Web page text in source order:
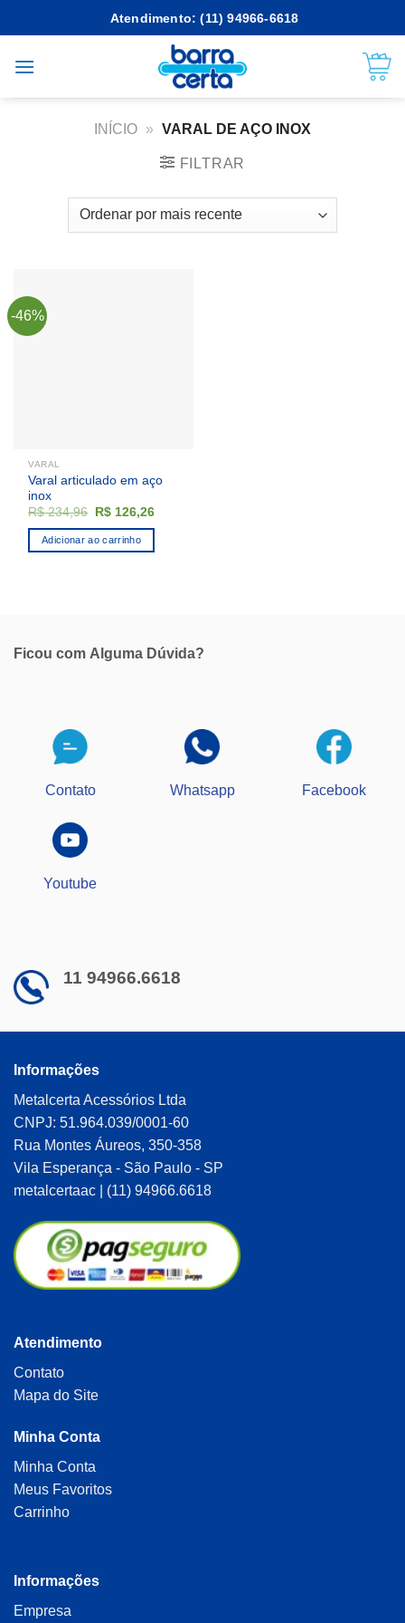
to
Atendimento: (11) 94966-6618
INÍCIO » VARAL DE AÇO INOX
FILTRAR
-46%
VARAL
Varal articulado em aço
inox
R$234,96 O
original
era:
R$ 126,26O
Adicionar ao carrinho
Ficou com Alguma Dúvida?
Contato Whatsapp Facebook
Youtube
11 94966.6618
Informações
Metalcerta Acessórios Ltda
CNPJ: 51.964.039/0001-60
Rua Montes Áureos, 350-358
Vila Esperança - São Paulo - SP
metalcertaac | (11) 94966.6618
Atendimento
Contato
Mapa do Site
Minha Conta
Minha Conta
Meus Favoritos
Carrinho
Informações
Empresa